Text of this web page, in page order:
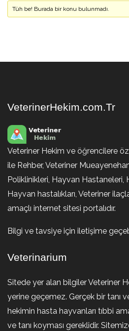
Tüh be! Burada bir konu bulunmadı.
VeterinerHekim.com.Tr
Veteriner Hekim ve öğrencilere
ile Rehber, Veteriner
Poliklinikleri, Hayvan Hastaneleri,
Hayvan hastalıkları, Veteriner
amaçlı internet sitesi portalıdır.
Bilgi ve tavsiye için iletişime
Veterinarium
Sitede yer alan bilgiler Veteriner
yerine geçemez. Gerçek bir tanı
hekimin hasta hayvanları tıbbi
ve tanı koyması gereklidir.